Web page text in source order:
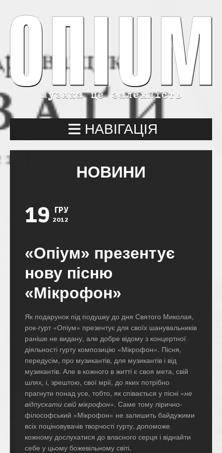
НАВІГАЦІЯ
НОВИНИ
19 ГРУ
2012
«Опіум» презентує
нову пісню
«Мікрофон»
Як подарунок під подушку до дня Святого Миколая,
рок-гурт «Опіум» презентує для своїх шанувальників
раніше не видану, але добре відому з концертної
діяльності гурту композицію «Мікрофон». Пісня,
передусім, про музикантів, для музикантів і від
музикантів. Але в кожного в житті є своя мета, свій
шлях, і, зрештою, свої мрії, до яких потрібно
прагнути понад усе, тобто, як співається у пісні «не
відпускати свій мікрофон». Саме тому лірично-
філософський «Мікрофон» не залишить байдужими
всіх поціновувачів творчості гурту, допоможе
кожному дослухатися до власного серця і віднайти
себе у цьому божевільному світі.